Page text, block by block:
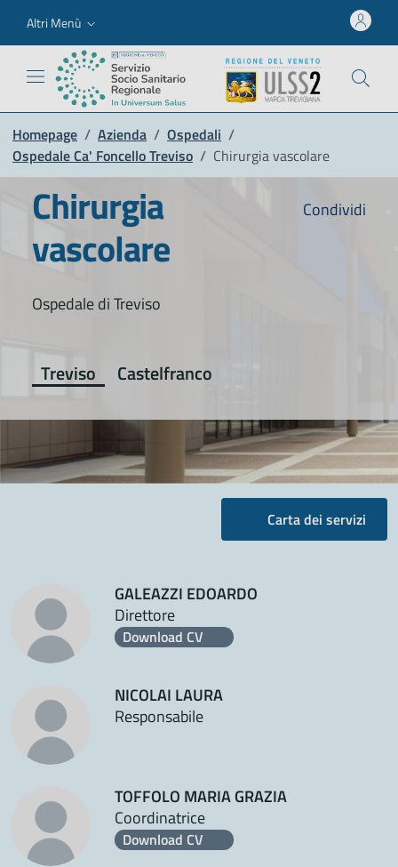
Altri Menù
Homepage / Azienda / Ospedali /
Ospedale Ca' Foncello Treviso / Chirurgia vascolare
Condividi
Chirurgia
vascolare
Ospedale di Treviso
Treviso Castelfranco
Carta dei servizi
GALEAZZI EDOARDO
Direttore
Download CV
NICOLAI LAURA
Responsabile
TOFFOLO MARIA GRAZIA
Coordinatrice
Download CV